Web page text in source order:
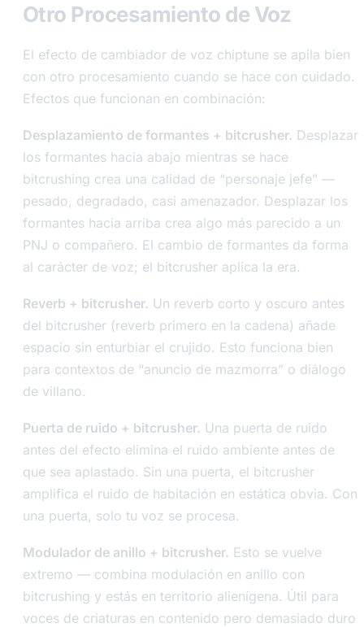
Otro Procesamiento de Voz
El efecto de cambiador de voz chiptune se apila bien
con otro procesamiento cuando se hace con cuidado.
Efectos que funcionan en combinación:
Desplazamiento de formantes + bitcrusher. Desplazar
los formantes hacia abajo mientras se hace
bitcrushing crea una calidad de “personaje jefe” —
pesado, degradado, casi amenazador. Desplazar los
formantes hacia arriba crea algo más parecido a un
PNJ o compañero. El cambio de formantes da forma
al carácter de voz; el bitcrusher aplica la era.
Reverb + bitcrusher. Un reverb corto y oscuro antes
del bitcrusher (reverb primero en la cadena) añade
espacio sin enturbiar el crujido. Esto funciona bien
para contextos de “anuncio de mazmorra” o diálogo
de villano.
Puerta de ruido + bitcrusher. Una puerta de ruido
antes del efecto elimina el ruido ambiente antes de
que sea aplastado. Sin una puerta, el bitcrusher
amplifica el ruido de habitación en estática obvia. Con
una puerta, solo tu voz se procesa.
Modulador de anillo + bitcrusher. Esto se vuelve
extremo — combina modulación en anillo con
bitcrushing y estás en territorio alienígena. Útil para
voces de criaturas en contenido pero demasiado duro